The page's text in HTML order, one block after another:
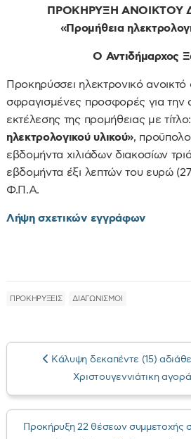
ΠΡΟΚΗΡΥΞΗ ΑΝΟΙΚΤΟΥ
«Προμήθεια
Ο Αντιδήμαρχος
Προκηρύσσει ηλεκτρονικό ανοικτό
σφραγισμένες προσφορές για την
εκτέλεσης της προμήθειας με τίτλο:
ηλεκτρολογικού υλικού»,
εβδομήντα χιλιάδων διακοσίων
εβδομήντα έξι λεπτών του ευρώ
Φ.Π.Α.
Λήψη σχετικών εγγράφων
ΠΡΟΚΗΡΥΞΕΙΣ ΔΙΑΓΩΝΙΣΜΟΙ
Κάλυψη δεκαπέντε (15)
Χριστουγεννιάτικη
Προκήρυξη 22 θέσεων συμμετοχής